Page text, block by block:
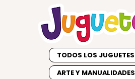
TODOS LOS JUGUETES
ARTE Y MANUALIDADES